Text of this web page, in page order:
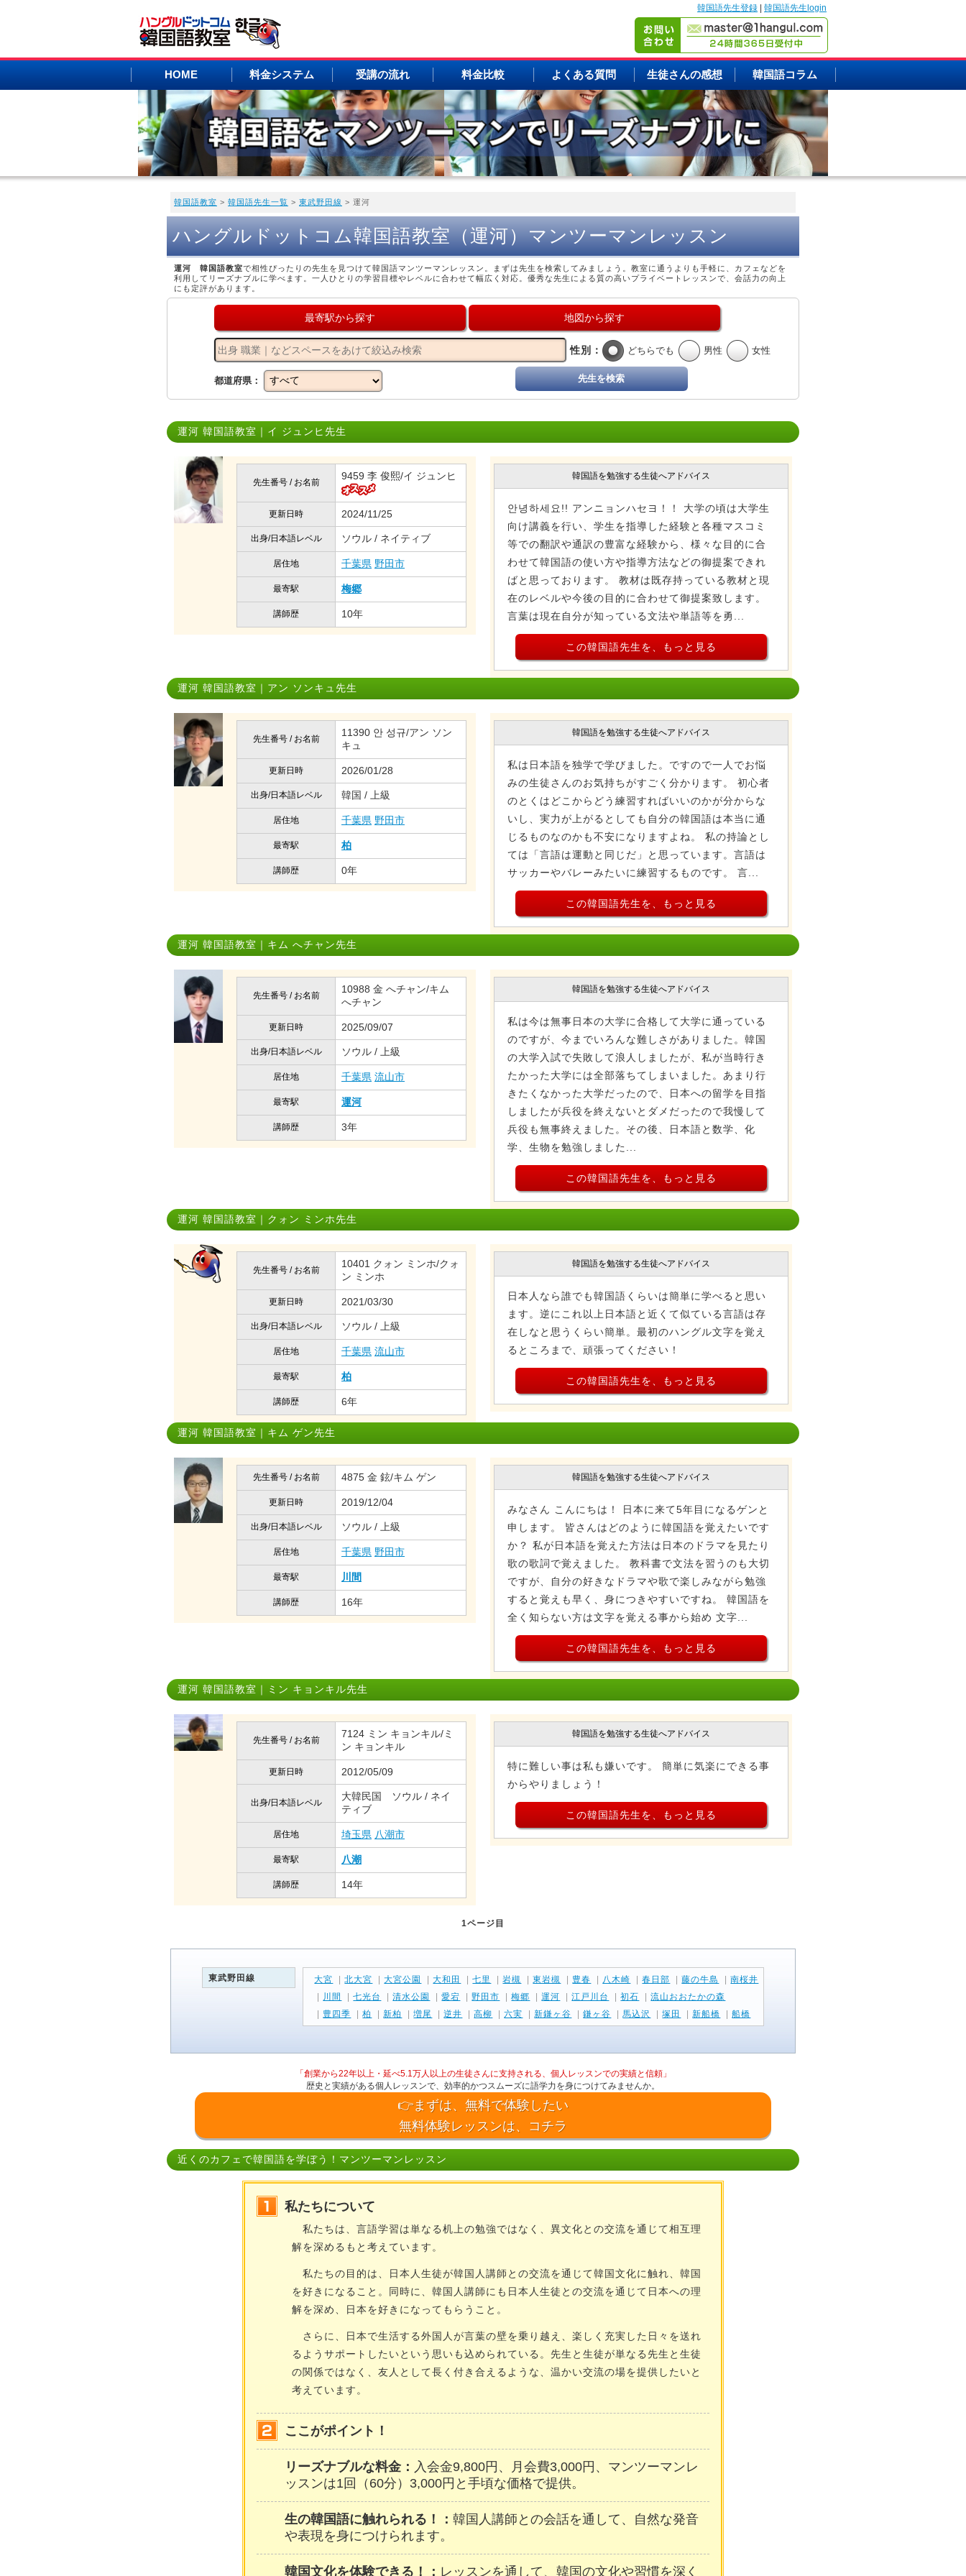
韓国語先生登録 韓国語先生login
HOME 料金システム 受講の流れ 料金比較 よくある質問 生徒さんの感想 韓国語コラム
韓国語教室 > 韓国語先生一覧 > 東武野田線 > 運河
ハングルドットコム韓国語教室（運河）マンツーマンレッスン
運河 韓国語教室で相性ぴったりの先生を見つけて韓国語マンツーマンレッスン。まずは先生を検索してみましょう。教室に通うよりも手軽に、カフェなどを
利用してリーズナブルに学べます。一人ひとりの学習目標やレベルに合わせて幅広く対応。優秀な先生による質の高いプライベートレッスンで、会話力の向上
にも定評があります。
最寄駅から探す 地図から探す
性別： どちらでも 男性 女性
都道府県： 先生を検索
運河 韓国語教室｜イ ジュンヒ先生
先生番号 / お名前
9459 李 俊熙/イ ジュンヒ
更新日時 2024/11/25
出身/日本語レベル ソウル / ネイティブ
居住地 千葉県 野田市
最寄駅 梅郷
講師歴 10年
韓国語を勉強する生徒へアドバイス
안녕하세요!! アンニョンハセヨ！！ 大学の頃は大学生
向け講義を行い、学生を指導した経験と各種マスコミ
等での翻訳や通訳の豊富な経験から、様々な目的に合
わせて韓国語の使い方や指導方法などの御提案できれ
ばと思っております。 教材は既存持っている教材と現
在のレベルや今後の目的に合わせて御提案致します。
言葉は現在自分が知っている文法や単語等を勇...
この韓国語先生を、もっと見る
運河 韓国語教室｜アン ソンキュ先生
先生番号 / お名前
11390 안 성규/アン ソン
キュ
更新日時 2026/01/28
出身/日本語レベル 韓国 / 上級
居住地 千葉県 野田市
最寄駅 柏
講師歴 0年
韓国語を勉強する生徒へアドバイス
私は日本語を独学で学びました。ですので一人でお悩
みの生徒さんのお気持ちがすごく分かります。 初心者
のとくはどこからどう練習すればいいのかが分からな
いし、実力が上がるとしても自分の韓国語は本当に通
じるものなのかも不安になりますよね。 私の持論とし
ては「言語は運動と同じだ」と思っています。言語は
サッカーやバレーみたいに練習するものです。 言...
この韓国語先生を、もっと見る
運河 韓国語教室｜キム へチャン先生
先生番号 / お名前
10988 金 へチャン/キム
へチャン
更新日時 2025/09/07
出身/日本語レベル ソウル / 上級
居住地 千葉県 流山市
最寄駅 運河
講師歴 3年
韓国語を勉強する生徒へアドバイス
私は今は無事日本の大学に合格して大学に通っている
のですが、今までいろんな難しさがありました。韓国
の大学入試で失敗して浪人しましたが、私が当時行き
たかった大学には全部落ちてしまいました。あまり行
きたくなかった大学だったので、日本への留学を目指
しましたが兵役を終えないとダメだったので我慢して
兵役も無事終えました。その後、日本語と数学、化
学、生物を勉強しました...
この韓国語先生を、もっと見る
運河 韓国語教室｜クォン ミンホ先生
先生番号 / お名前
10401 クォン ミンホ/クォ
ン ミンホ
更新日時 2021/03/30
出身/日本語レベル ソウル / 上級
居住地 千葉県 流山市
最寄駅 柏
講師歴 6年
韓国語を勉強する生徒へアドバイス
日本人なら誰でも韓国語くらいは簡単に学べると思い
ます。逆にこれ以上日本語と近くて似ている言語は存
在しなと思うくらい簡単。最初のハングル文字を覚え
るところまで、頑張ってください！
この韓国語先生を、もっと見る
運河 韓国語教室｜キム ゲン先生
先生番号 / お名前 4875 金 鉉/キム ゲン
更新日時 2019/12/04
出身/日本語レベル ソウル / 上級
居住地 千葉県 野田市
最寄駅 川間
講師歴 16年
韓国語を勉強する生徒へアドバイス
みなさん こんにちは！ 日本に来て5年目になるゲンと
申します。 皆さんはどのように韓国語を覚えたいです
か？ 私が日本語を覚えた方法は日本のドラマを見たり
歌の歌詞で覚えました。 教科書で文法を習うのも大切
ですが、自分の好きなドラマや歌で楽しみながら勉強
すると覚えも早く、身につきやすいですね。 韓国語を
全く知らない方は文字を覚える事から始め 文字...
この韓国語先生を、もっと見る
運河 韓国語教室｜ミン キョンキル先生
先生番号 / お名前
7124 ミン キョンキル/ミ
ン キョンキル
更新日時 2012/05/09
出身/日本語レベル
大韓民国 ソウル / ネイ
ティブ
居住地 埼玉県 八潮市
最寄駅 八潮
講師歴 14年
韓国語を勉強する生徒へアドバイス
特に難しい事は私も嫌いです。 簡単に気楽にできる事
からやりましょう！
この韓国語先生を、もっと見る
1ページ目
東武野田線 大宮 |北大宮 |大宮公園 |大和田 |七里 |岩槻 |東岩槻 豊春 八木崎 |春日部 |藤の牛島 |南桜井
川間 |七光台 |清水公園 |愛宕 |野田市 |梅郷 |運河 |江戸川台 |初石 |流山おおたかの森
豊四季 |柏 |新柏 |増尾 |逆井 |高柳 |六実 |新鎌ヶ谷 |鎌ヶ谷 |馬込沢 |塚田 |新船橋 |船橋
「創業から22年以上・延べ5.1万人以上の生徒さんに支持される、個人レッスンでの実績と信頼」
歴史と実績がある個人レッスンで、効率的かつスムーズに語学力を身につけてみませんか。
👉まずは、無料で体験したい
無料体験レッスンは、コチラ
近くのカフェで韓国語を学ぼう！マンツーマンレッスン
私たちについて
私たちは、言語学習は単なる机上の勉強ではなく、異文化との交流を通じて相互理
解を深めるもと考えています。
私たちの目的は、日本人生徒が韓国人講師との交流を通じて韓国文化に触れ、韓国
を好きになること。同時に、韓国人講師にも日本人生徒との交流を通じて日本への理
解を深め、日本を好きになってもらうこと。
さらに、日本で生活する外国人が言葉の壁を乗り越え、楽しく充実した日々を送れ
るようサポートしたいという思いも込められている。先生と生徒が単なる先生と生徒
の関係ではなく、友人として長く付き合えるような、温かい交流の場を提供したいと
考えています。
ここがポイント！
リーズナブルな料金： 入会金9,800円、月会費3,000円、マンツーマンレ
ッスンは1回（60分）3,000円と手頃な価格で提供。
生の韓国語に触れられる！： 韓国人講師との会話を通して、自然な発音
や表現を身につけられます。
韓国文化を体験できる！： レッスンを通して、韓国の文化や習慣を深く